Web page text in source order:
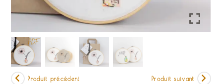
Produit précédent Produit suivant